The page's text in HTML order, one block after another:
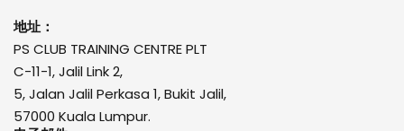
地址：
PS CLUB TRAINING CENTRE PLT
C-11-1, Jalil Link 2,
5, Jalan Jalil Perkasa 1, Bukit Jalil,
57000 Kuala Lumpur.